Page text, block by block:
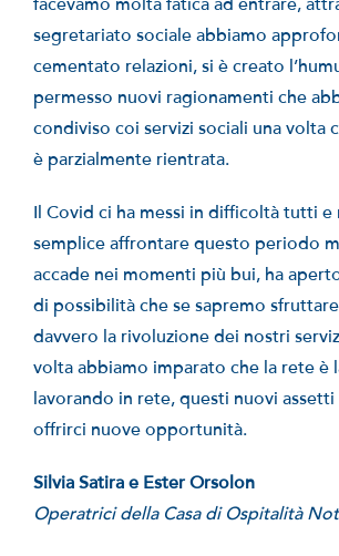
facevamo molta fatica ad entrare,
segretariato sociale abbiamo
cementato relazioni, si è creato
permesso nuovi ragionamenti che
condiviso coi servizi sociali una volta
è parzialmente rientrata.
Il Covid ci ha messi in difficoltà tutti e
semplice affrontare questo periodo
accade nei momenti più bui, ha
di possibilità che se sapremo
davvero la rivoluzione dei nostri
volta abbiamo imparato che la rete è
lavorando in rete, questi nuovi
offrirci nuove opportunità.
Silvia Satira e Ester Orsolon
Operatrici della Casa di Ospitalità